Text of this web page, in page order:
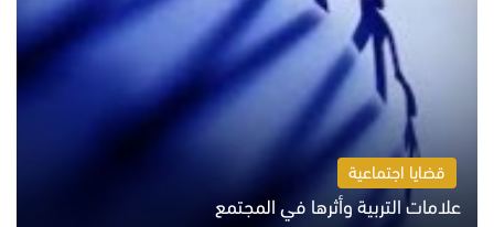
قضايا اجتماعية
علامات التربية وأثرها في المجتمع